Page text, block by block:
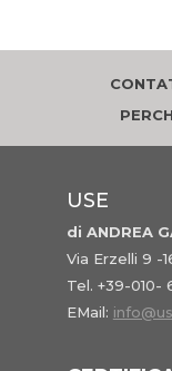
USE
di ANDREA
Via Erzelli 9 -
Tel. +39-010-
EMail: